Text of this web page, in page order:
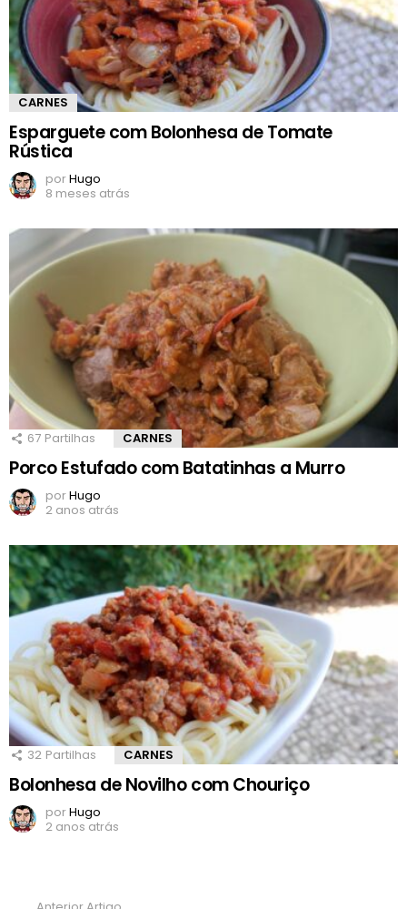
CARNES
Esparguete com Bolonhesa de Tomate
Rústica
porHugo
8 meses atrás
67 Partilhas CARNES
Porco Estufado com Batatinhas a Murro
porHugo
2 anos atrás
32 Partilhas CARNES
Bolonhesa de Novilho com Chouriço
porHugo
2 anos atrás